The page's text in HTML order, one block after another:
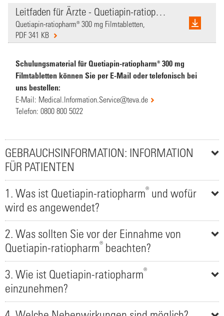
Leitfaden für Ärzte - Quetiapin-ratiopharm
Quetiapin-ratiopharm® 300 mg Filmtabletten,
PDF 341 KB
Schulungsmaterial für Quetiapin-ratiopharm® 300 mg
Filmtabletten können Sie per E-Mail oder telefonisch bei
uns bestellen:
E-Mail: Medical.Information.Service@teva.de
Telefon: 0800 800 5022
GEBRAUCHSINFORMATION: INFORMATION
FÜR PATIENTEN
1. Was ist Quetiapin-ratiopharm® und wofür
wird es angewendet?
2. Was sollten Sie vor der Einnahme von
Quetiapin-ratiopharm® beachten?
3. Wie ist Quetiapin-ratiopharm®
einzunehmen?